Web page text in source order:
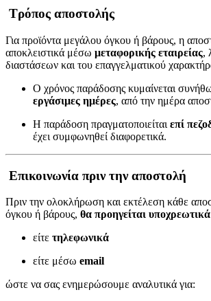
Τρόπος αποστολής
Για προϊόντα μεγάλου όγκου ή βάρους, η
αποκλειστικά μέσω μεταφορικής εταιρείας,
διαστάσεων και του επαγγελματικού
Ο χρόνος παράδοσης κυμαίνεται
εργάσιμες ημέρες, από την ημέρα
Η παράδοση πραγματοποιείται επί
έχει συμφωνηθεί διαφορετικά.
Επικοινωνία πριν την αποστολή
Πριν την ολοκλήρωση και εκτέλεση κάθε
όγκου ή βάρους, θα προηγείται
είτε τηλεφωνικά
είτε μέσω email
ώστε να σας ενημερώσουμε αναλυτικά για: